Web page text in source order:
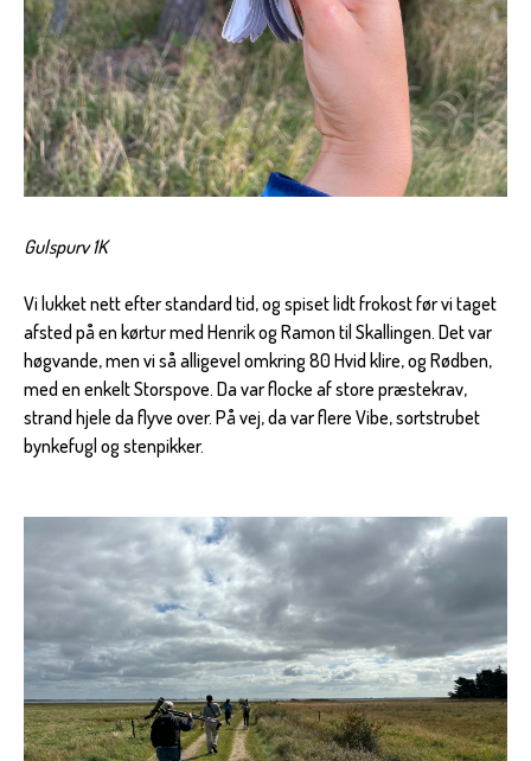
Gulspurv 1K
Vi lukket nett efter standard tid, og spiset lidt frokost før vi taget
afsted på en kørtur med Henrik og Ramon til Skallingen. Det var
høgvande, men vi så alligevel omkring 80 Hvid klire, og Rødben,
med en enkelt Storspove. Da var flocke af store præstekrav,
strand hjele da flyve over. På vej, da var flere Vibe, sortstrubet
bynkefugl og stenpikker.